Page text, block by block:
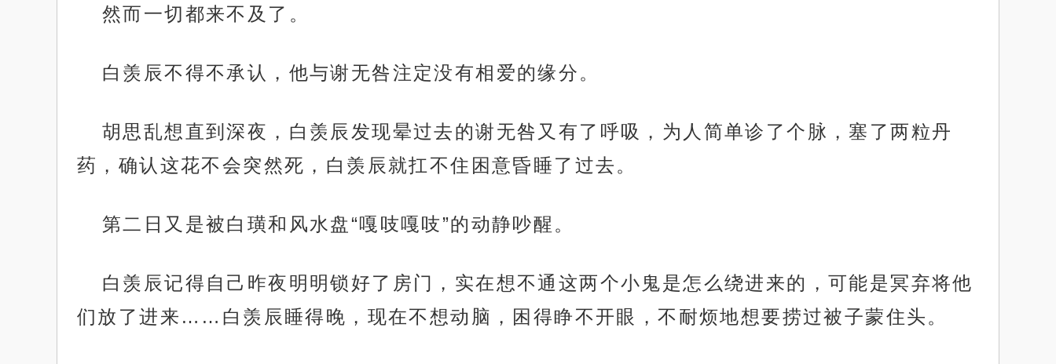
然而一切都来不及了。
白羡辰不得不承认，他与谢无咎注定没有相爱的缘分。
胡思乱想直到深夜，白羡辰发现晕过去的谢无咎又有了呼吸，为人简单诊了个脉，塞了两粒丹
药，确认这花不会突然死，白羡辰就扛不住困意昏睡了过去。
第二日又是被白璜和风水盘“嘎吱嘎吱”的动静吵醒。
白羡辰记得自己昨夜明明锁好了房门，实在想不通这两个小鬼是怎么绕进来的，可能是冥弃将他
们放了进来……白羡辰睡得晚，现在不想动脑，困得睁不开眼，不耐烦地想要捞过被子蒙住头。